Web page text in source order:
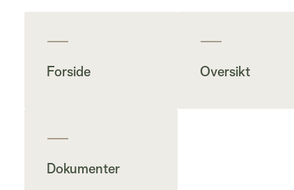
Forside Oversikt
Dokumenter